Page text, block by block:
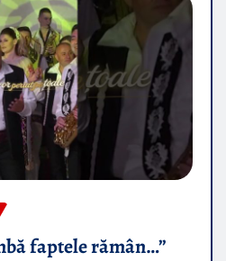
faptele rămân…”